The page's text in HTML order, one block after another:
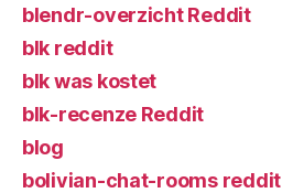
blendr-overzicht Reddit
blk reddit
blk was kostet
blk-recenze Reddit
blog
bolivian-chat-rooms reddit